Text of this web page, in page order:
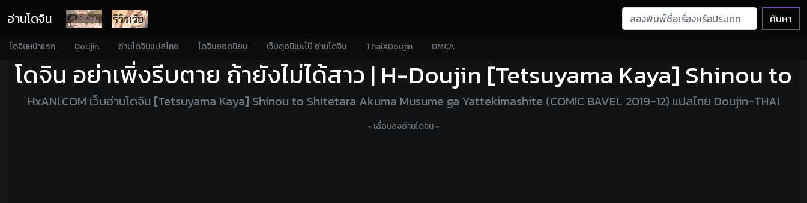
อ่านโดจิน ค้นหา
โดจินหน้าแรก Doujin อ่านโดจินแปลไทย โดจินยอดนิยม เว็บดูอนิเมะโป๊ อ่านโดจิน ThaiXDoujin DMCA
โดจิน อย่าเพิ่งรีบตาย ถ้ายังไม่ได้สาว | H-Doujin [Tetsuyama Kaya] Shinou to
HxANI.COM เว็บอ่านโดจิน [Tetsuyama Kaya] Shinou to Shitetara Akuma Musume ga Yattekimashite (COMIC BAVEL 2019-12) แปลไทย Doujin-THAI
- เลื่อนลงอ่านโดจิน -